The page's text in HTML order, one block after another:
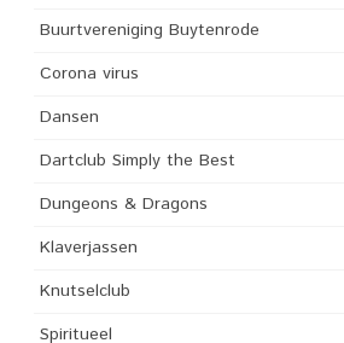
Buurtvereniging Buytenrode
Corona virus
Dansen
Dartclub Simply the Best
Dungeons & Dragons
Klaverjassen
Knutselclub
Spiritueel